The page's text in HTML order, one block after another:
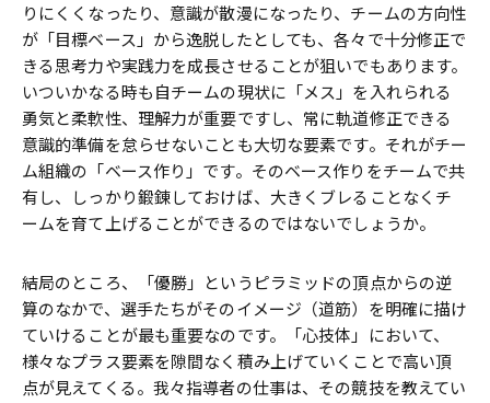
りにくくなったり、意識が散漫になったり、チームの方向性
が「目標ベース」から逸脱したとしても、各々で十分修正で
きる思考力や実践力を成長させることが狙いでもあります。
いついかなる時も自チームの現状に「メス」を入れられる
勇気と柔軟性、理解力が重要ですし、常に軌道修正できる
意識的準備を怠らせないことも大切な要素です。それがチー
ム組織の「ベース作り」です。そのベース作りをチームで共
有し、しっかり鍛錬しておけば、大きくブレることなくチ
ームを育て上げることができるのではないでしょうか。
結局のところ、「優勝」というピラミッドの頂点からの逆
算のなかで、選手たちがそのイメージ（道筋）を明確に描け
ていけることが最も重要なのです。「心技体」において、
様々なプラス要素を隙間なく積み上げていくことで高い頂
点が見えてくる。我々指導者の仕事は、その競技を教えてい